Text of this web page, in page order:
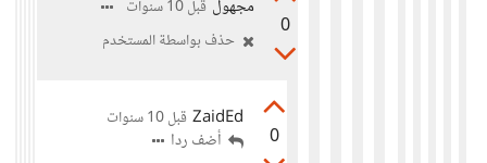
0
مجهول قبل 10 سنوات
حذف بواسطة المستخدم
0
ZaidEd قبل 10 سنوات
أضف ردا